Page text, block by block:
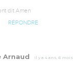
dit Amen
RÉPONDRE
Arnaud Il y a 4 ans, 6 mois